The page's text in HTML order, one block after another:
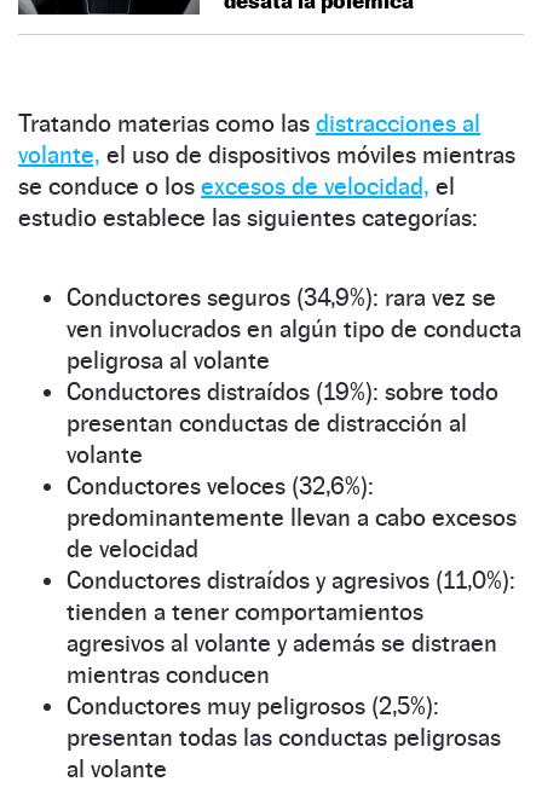
Tratando materias como las distracciones al
volante, el uso de dispositivos móviles mientras
se conduce o los excesos de velocidad, el
estudio establece las siguientes categorías:
Conductores seguros (34,9%): rara vez se
ven involucrados en algún tipo de conducta
peligrosa al volante
Conductores distraídos (19%): sobre todo
presentan conductas de distracción al
volante
Conductores veloces (32,6%):
predominantemente llevan a cabo excesos
de velocidad
Conductores distraídos y agresivos (11,0%):
tienden a tener comportamientos
agresivos al volante y además se distraen
mientras conducen
Conductores muy peligrosos (2,5%):
presentan todas las conductas peligrosas
al volante